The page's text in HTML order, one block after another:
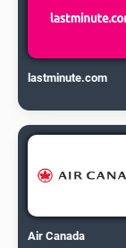
lastminute.com
Air Canada